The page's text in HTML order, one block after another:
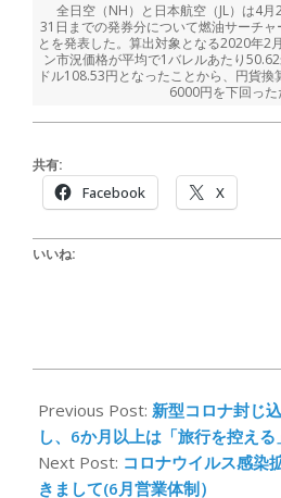
全日空（NH）と日本航空（JL）は4
31日までの発券分について燃油サーチ
とを発表した。算出対象となる2020年2
ン市況価格が平均で1バレルあたり
ドル108.53円となったことから、円貨
6000円を下回った
共有:
Facebook X
いいね:
04-
27
Previous Post: 新型コロナ封じ
し、6か月以上は「旅行を控え
Next Post: コロナウイルス感染
きまして(6月営業体制）